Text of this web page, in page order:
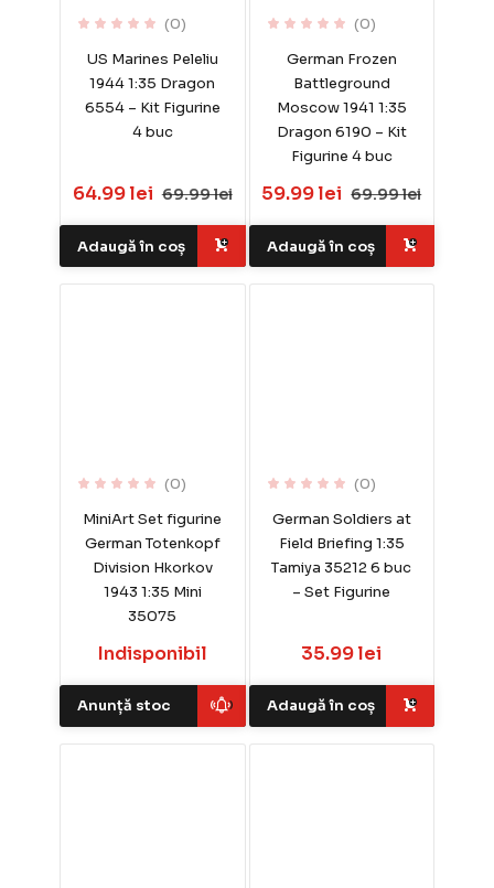
(0)
US Marines Peleliu
1944 1:35 Dragon
6554 – Kit Figurine
4 buc
64.99 lei 69.99 lei
Adaugă în coș
(0)
German Frozen
Battleground
Moscow 1941 1:35
Dragon 6190 – Kit
Figurine 4 buc
59.99 lei 69.99 lei
Adaugă în coș
(0)
MiniArt Set figurine
German Totenkopf
Division Hkorkov
1943 1:35 Mini
35075
Indisponibil
Anunță stoc
(0)
German Soldiers at
Field Briefing 1:35
Tamiya 35212 6 buc
– Set Figurine
35.99 lei
Adaugă în coș